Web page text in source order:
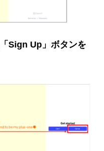
Sign Up」ボタンを